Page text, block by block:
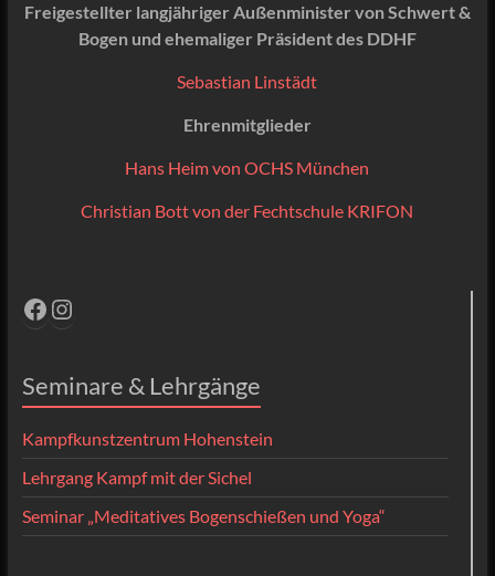
Freigestellter langjähriger Außenminister von Schwert &
Bogen und ehemaliger Präsident des DDHF
Sebastian Linstädt
Ehrenmitglieder
Hans Heim von OCHS München
Christian Bott von der Fechtschule KRIFON
Facebook
Instagram
Seminare & Lehrgänge
Kampfkunstzentrum Hohenstein
Lehrgang Kampf mit der Sichel
Seminar „Meditatives Bogenschießen und Yoga“